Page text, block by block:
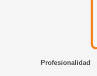
Profesionalidad